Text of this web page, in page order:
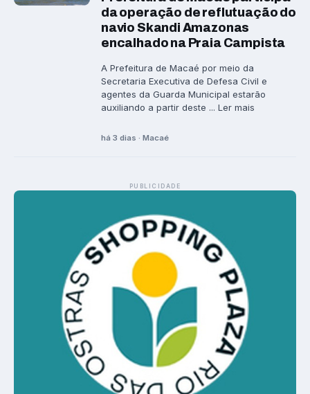
da operação de reflutuação do
navio Skandi Amazonas
encalhado na Praia Campista
A Prefeitura de Macaé por meio da
Secretaria Executiva de Defesa Civil e
agentes da Guarda Municipal estarão
auxiliando a partir deste ... Ler mais
há 3 dias · Macaé
PUBLICIDADE